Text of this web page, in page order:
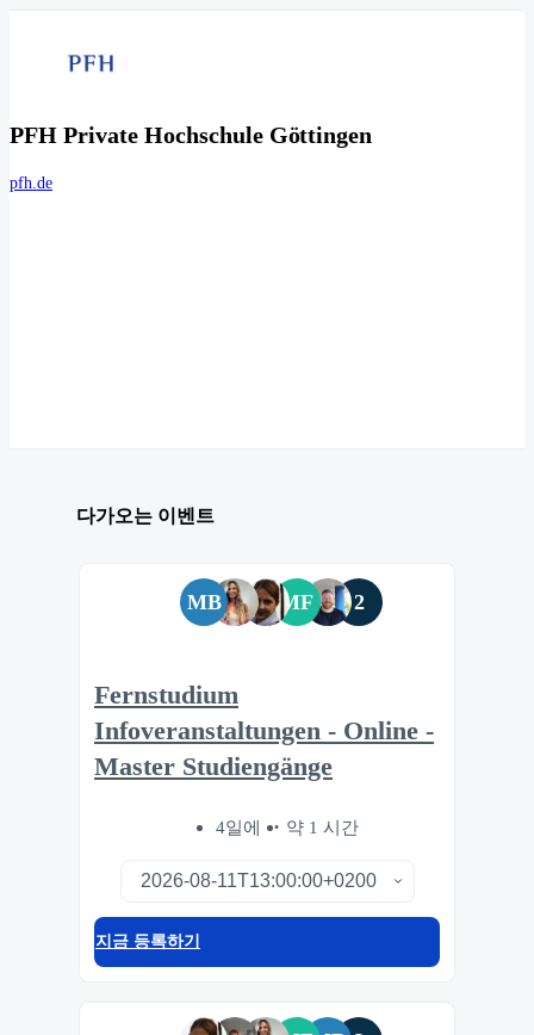
PFH Private Hochschule Göttingen
pfh.de
다가오는 이벤트
MB MF 2
Fernstudium
Infoveranstaltungen - Online -
Master Studiengänge
4일에 약 1 시간
지금 등록하기